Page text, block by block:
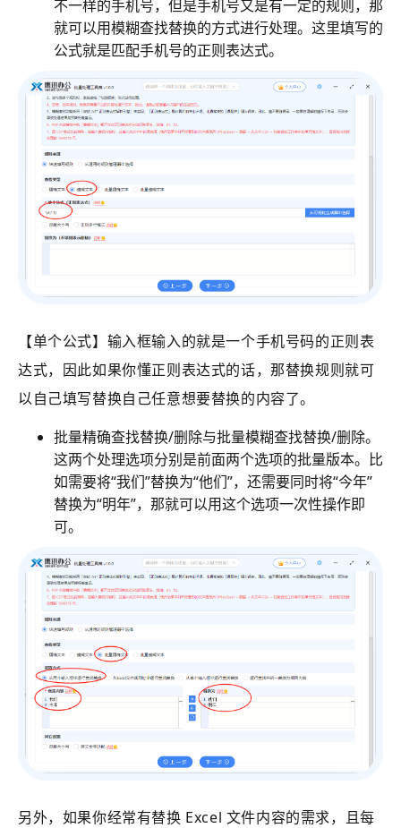
不一样的手机号，但是手机号又是有一定的规则，那
就可以用模糊查找替换的方式进行处理。这里填写的
公式就是匹配手机号的正则表达式。
【单个公式】输入框输入的就是一个手机号码的正则表
达式，因此如果你懂正则表达式的话，那替换规则就可
以自己填写替换自己任意想要替换的内容了。
批量精确查找替换/删除与批量模糊查找替换/删除。
这两个处理选项分别是前面两个选项的批量版本。比
如需要将“我们”替换为“他们”，还需要同时将“今年”
替换为“明年”，那就可以用这个选项一次性操作即
可。
另外，如果你经常有替换 Excel 文件内容的需求，且每